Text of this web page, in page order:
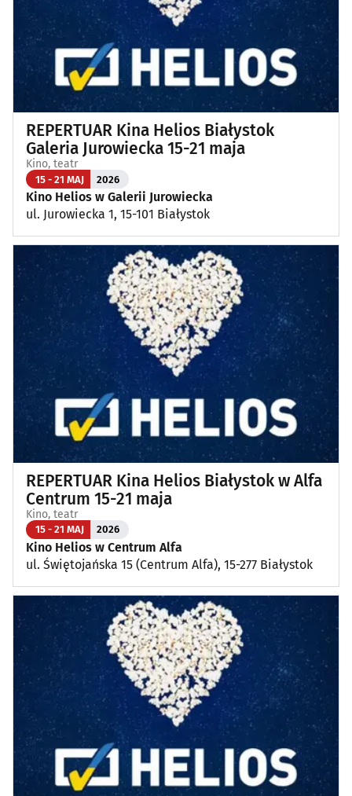
Wykłady, pokazy, imprezy okolicznościowe
Poza Białymstokiem (1)
REPERTUAR Kina Helios Białystok
Galeria Jurowiecka 15-21 maja
Kino, teatr
15 - 21 MAJ 2026
Kino Helios w Galerii Jurowiecka
ul. Jurowiecka 1, 15-101 Białystok
REPERTUAR Kina Helios Białystok w Alfa
Centrum 15-21 maja
Kino, teatr
15 - 21 MAJ 2026
Kino Helios w Centrum Alfa
ul. Świętojańska 15 (Centrum Alfa), 15-277 Białystok